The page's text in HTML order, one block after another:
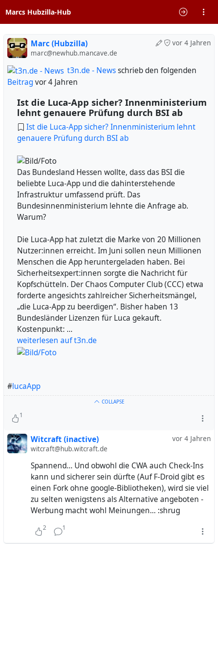
Marcs Hubzilla-Hub
vor 4 Jahren
Marc (Hubzilla)
marc@newhub.mancave.de
t3n.de - Newsschrieb den folgenden
Beitragvor 4 Jahren
Ist die Luca-App sicher? Innenministerium
lehnt genauere Prüfung durch BSI ab
Ist die Luca-App sicher? Innenministerium lehnt
genauere Prüfung durch BSI ab
Das Bundesland Hessen wollte, dass das BSI die
beliebte Luca-App und die dahinterstehende
Infrastruktur umfassend prüft. Das
Bundesinnenministerium lehnte die Anfrage ab.
Warum?
Die Luca-App hat zuletzt die Marke von 20 Millionen
Nutzer:innen erreicht. Im Juni sollen neun Millionen
Menschen die App heruntergeladen haben. Bei
Sicherheitsexpert:innen sorgte die Nachricht für
Kopfschütteln. Der Chaos Computer Club (CCC) etwa
forderte angesichts zahlreicher Sicherheitsmängel,
„die Luca-App zu beerdigen“. Bisher haben 13
Bundesländer Lizenzen für Luca gekauft.
Kostenpunkt: ...
weiterlesen auf t3n.de
#lucaApp
COLLAPSE
1
vor 4 Jahren
Witcraft (inactive)
witcraft@hub.witcraft.de
Spannend... Und obwohl die CWA auch Check-Ins
kann und sicherer sein dürfte (Auf F-Droid gibt es
einen Fork ohne google-Bibliotheken), wird sie viel
zu selten wenigstens als Alternative angeboten -
Werbung macht wohl Meinungen... :shrug
2 1